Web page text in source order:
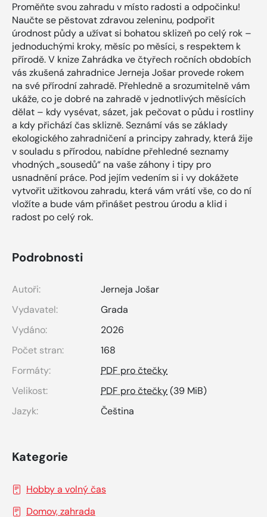
Proměňte svou zahradu v místo radosti a odpočinku!
Naučte se pěstovat zdravou zeleninu, podpořit
úrodnost půdy a užívat si bohatou sklizeň po celý rok –
jednoduchými kroky, měsíc po měsíci, s respektem k
přírodě. V knize Zahrádka ve čtyřech ročních obdobích
vás zkušená zahradnice Jerneja Jošar provede rokem
na své přírodní zahradě. Přehledně a srozumitelně vám
ukáže, co je dobré na zahradě v jednotlivých měsících
dělat – kdy vysévat, sázet, jak pečovat o půdu i rostliny
a kdy přichází čas sklizně. Seznámí vás se základy
ekologického zahradničení a principy zahrady, která žije
v souladu s přírodou, nabídne přehledné seznamy
vhodných „sousedů“ na vaše záhony i tipy pro
usnadnění práce. Pod jejím vedením si i vy dokážete
vytvořit užitkovou zahradu, která vám vrátí vše, co do ní
vložíte a bude vám přinášet pestrou úrodu a klid i
radost po celý rok.
Podrobnosti
Autoři:
Jerneja Jošar
Vydavatel:
Grada
Vydáno:
2026
Počet stran:
168
Formáty:
PDF pro čtečky
Velikost:
PDF pro čtečky(39 MiB)
Jazyk:
Čeština
Kategorie
Hobby a volný čas
Domov, zahrada